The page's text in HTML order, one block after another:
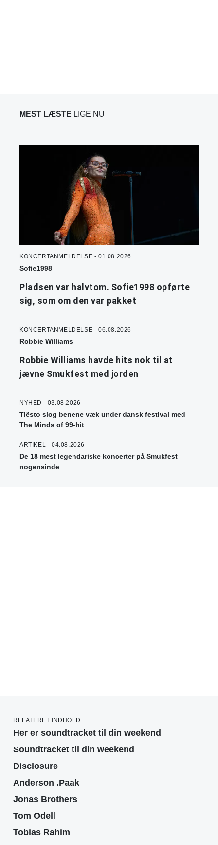
MEST LÆSTE LIGE NU
KONCERTANMELDELSE - 01.08.2026
Sofie1998
Pladsen var halvtom. Sofie1998 opførte
sig, som om den var pakket
KONCERTANMELDELSE - 06.08.2026
Robbie Williams
Robbie Williams havde hits nok til at
jævne Smukfest med jorden
NYHED - 03.08.2026
Tiësto slog benene væk under dansk festival med
The Minds of 99-hit
ARTIKEL - 04.08.2026
De 18 mest legendariske koncerter på Smukfest
nogensinde
RELATERET INDHOLD
Her er soundtracket til din weekend
Soundtracket til din weekend
Disclosure
Anderson .Paak
Jonas Brothers
Tom Odell
Tobias Rahim